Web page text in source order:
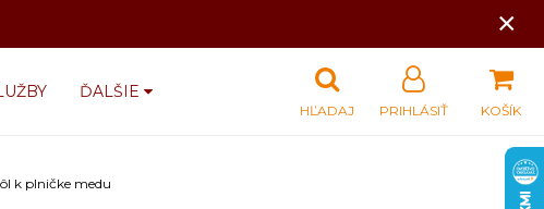
×
ĎALŠIE
KOŠÍK
PRIHLÁSIŤ
HĽADAJ
k plničke medu